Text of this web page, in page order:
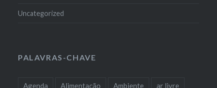
Uncategorized
PALAVRAS-CHAVE
Agenda Alimentação Ambiente ar livre